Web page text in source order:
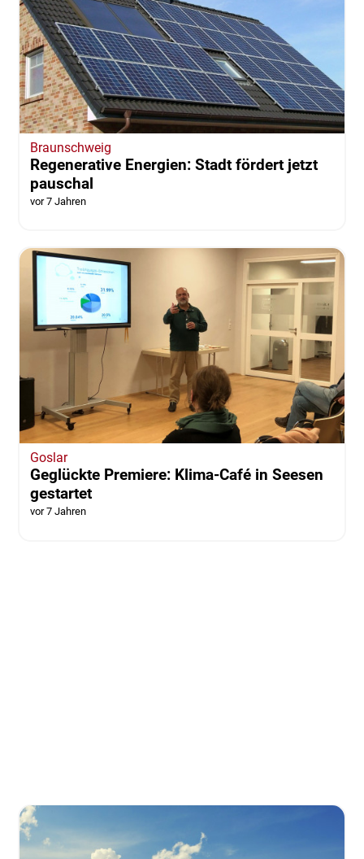
Braunschweig
Regenerative Energien: Stadt fördert jetzt
pauschal
vor 7 Jahren
Goslar
Geglückte Premiere: Klima-Café in Seesen
gestartet
vor 7 Jahren